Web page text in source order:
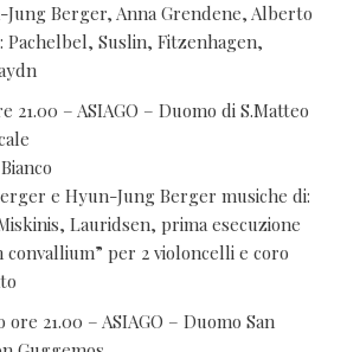
Berger, Anna Grendene, Alberto
Pachelbel, Suslin, Fitzenhagen,
21.00 – ASIAGO – Duomo di S.Matteo
e Hyun-Jung Berger musiche di:
Lauridsen, prima esecuzione
convallium” per 2 violoncelli e coro
21.00 – ASIAGO – Duomo San